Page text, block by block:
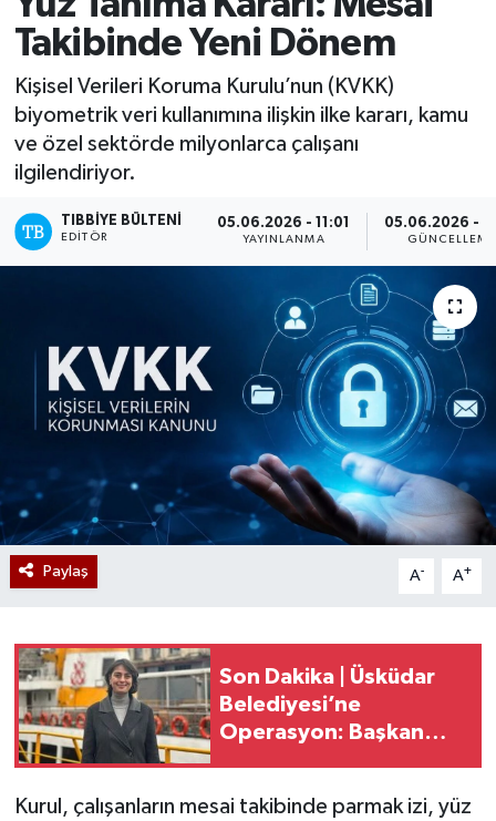
Takibinde Yeni Dönem
Kişisel Verileri Koruma Kurulu’nun (KVKK)
biyometrik veri kullanımına ilişkin ilke kararı, kamu
ve özel sektörde milyonlarca çalışanı
ilgilendiriyor.
TIBBIYE BÜLTENI
EDITÖR
05.06.2026 - 11:01
YAYINLANMA
05.06.2026 -
GÜNCELLEME
Paylaş A- A+
Son Dakika | Üsküdar
Belediyesi’ne
Operasyon: Başkan
Kurul, çalışanların mesai takibinde parmak izi, yüz
Mevzuat